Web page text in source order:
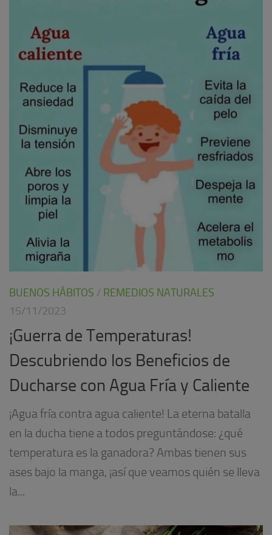
BUENOS HÁBITOS / REMEDIOS NATURALES
15/11/2023
¡Guerra de Temperaturas!
Descubriendo los Beneficios de
Ducharse con Agua Fría y Caliente
¡Agua fría contra agua caliente! La eterna batalla
en la ducha tiene a todos preguntándose: ¿qué
temperatura es la ganadora? Ambas tienen sus
ases bajo la manga, ¡así que veamos quién se lleva
la...